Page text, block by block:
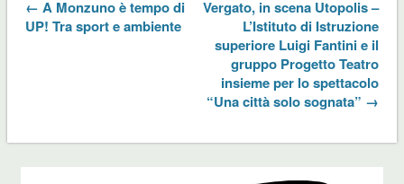
← A Monzuno è tempo di
UP! Tra sport e ambiente
Vergato, in scena Utopolis –
L’Istituto di Istruzione
superiore Luigi Fantini e il
gruppo Progetto Teatro
insieme per lo spettacolo
“Una città solo sognata” →